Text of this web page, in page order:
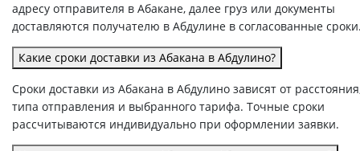
адресу отправителя в Абакане, далее груз или документы
доставляются получателю в Абдулине в согласованные
Какие сроки доставки из Абакана в Абдулино?
Сроки доставки из Абакана в Абдулино зависят от
типа отправления и выбранного тарифа. Точные сроки
рассчитываются индивидуально при оформлении заявки.